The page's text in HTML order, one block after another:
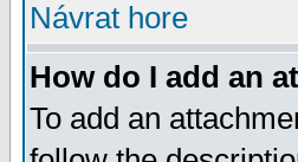
Návrat hore
How do I add an
To add an